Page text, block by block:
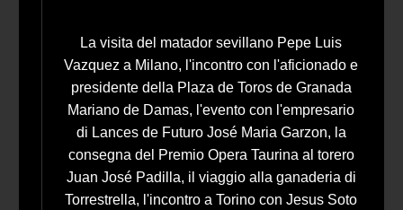
La visita del matador sevillano Pepe Luis
Vazquez a Milano, l'incontro con l'aficionado e
presidente della Plaza de Toros de Granada
Mariano de Damas, l'evento con l'empresario
di Lances de Futuro José Maria Garzon, la
consegna del Premio Opera Taurina al torero
Juan José Padilla, il viaggio alla ganaderia di
Torrestrella, l'incontro a Torino con Jesus Soto